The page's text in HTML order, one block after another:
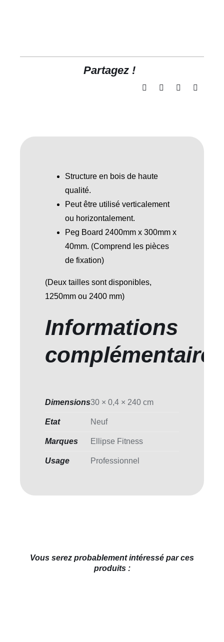
Partagez !
Structure en bois de haute
qualité.
Peut être utilisé verticalement
ou horizontalement.
Peg Board 2400mm x 300mm x
40mm. (Comprend les pièces
de fixation)
(Deux tailles sont disponibles,
1250mm ou 2400 mm)
Informations
complémentaires
Dimensions30 × 0,4 × 240 cm
Etat Neuf
Marques Ellipse Fitness
Usage Professionnel
Vous serez probablement intéressé par ces
produits :